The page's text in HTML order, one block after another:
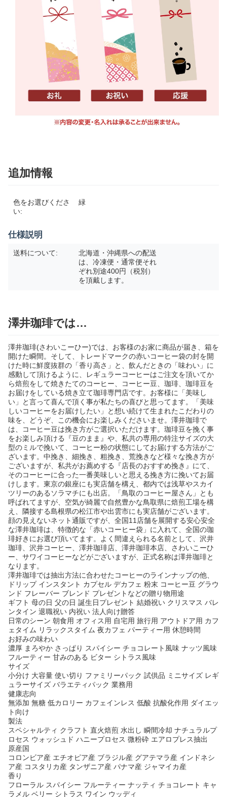
追加情報
色をお選びくださ
い:
緑
仕様説明
送料について:
北海道・沖縄県への配送
は、冷凍便・通常便それ
ぞれ別途400円（税別）
を頂戴します。
澤井珈琲では…
澤井珈琲(さわいこーひー)では、お客様のお家に商品が届き、箱を
開けた瞬間。そして、トレードマークの赤いコーヒー袋の封を開
けた時に鮮度抜群の「香り高さ」と、飲んだときの「味わい」に
感動して頂けるように、レギュラーコーヒーはご注文を頂いてか
ら焙煎をして焼きたてのコーヒー、コーヒー豆、珈琲、珈琲豆を
お届けをしている焼き立て珈琲専門店です。お客様に「美味し
い」と言って喜んで頂く事が私たちの喜びと思ってます。「美味
しいコーヒーをお届けしたい」と想い続けて生まれたこだわりの
味を、どうぞ、この機会にお楽しみくださいませ。澤井珈琲で
は、コーヒー豆は挽き方がご選択いただけます。珈琲豆を挽く事
をお楽しみ頂ける『豆のまま』や、私共の専用の特注サイズの大
型のミルで挽いて、コーヒー粉の状態にしてお届けする方法がご
ざいます。中挽き、細挽き、粗挽き、荒挽きなど様々な挽き方が
ございますが、私共がお薦めする『店長のおすすめ挽き』にて、
そのコーヒーに合った一番美味しいと思える挽き方に挽いてお届
けします。東京の銀座にも実店舗を構え、都内では浅草やスカイ
ツリーのあるソラマチにも出店。「鳥取のコーヒー屋さん」とも
呼ばれてますが、空気が綺麗で自然豊かな鳥取県に焙煎工場を構
え、隣接する島根県の松江市や出雲市にも実店舗がございます。
顔の見えないネット通販ですが、全国11店舗を展開する安心安全
な澤井珈琲は、特徴的な「赤いコーヒー袋」に入れて、全国の珈
琲好きにお選び頂いてます。よく間違えられる名前として、沢井
珈琲、沢井コーヒー、澤井珈琲店、澤井珈琲本店、さわいこーひ
ー、サワイコーヒーなどがございますが、正式名称は澤井珈琲と
なります。
澤井珈琲では抽出方法に合わせたコーヒーのラインナップの他、
ドリップ インスタント カプセル デカフェ 粉末 コーヒー豆 グラウ
ンド フレーバー ブレンド プレゼントなどの贈り物用途
ギフト 母の日 父の日 誕生日プレゼント 結婚祝い クリスマス バレ
ンタイン 退職祝い 内祝い 法人向け贈答
日常のシーン 朝食用 オフィス用 自宅用 旅行用 アウトドア用 カフ
ェタイム リラックスタイム 夜カフェ パーティー用 休憩時間
お好みの味わい
濃厚 まろやか さっぱり スパイシー チョコレート風味 ナッツ風味
フルーティー 甘みのある ビター シトラス風味
サイズ
小分け 大容量 使い切り ファミリーパック 試供品 ミニサイズ レギ
ュラーサイズ バラエティパック 業務用
健康志向
無添加 無糖 低カロリー カフェインレス 低酸 抗酸化作用 ダイエッ
ト向け
製法
スペシャルティ クラフト 直火焙煎 水出し 瞬間冷却 ナチュラルプ
ロセス ウォッシュド ハニープロセス 微粉砕 エアロプレス抽出
原産国
コロンビア産 エチオピア産 ブラジル産 グアテマラ産 インドネシ
ア産 コスタリカ産 タンザニア産 パナマ産 ジャマイカ産
香り
フローラル スパイシー フルーティー ナッティ チョコレート キャ
ラメル ベリー シトラス ワイン ウッディ